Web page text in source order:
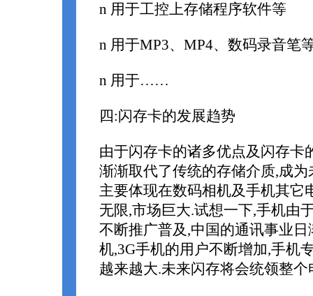
n 用于工控上存储程序软件等
n 用于MP3、MP4、数码录音笔
n 用于……
四:闪存卡的发展趋势
由于闪存卡的诸多优点及闪存卡
渐渐取代了传统的存储介质,成
主要体现在数码相机及手机其它
无限,市场巨大.试想一下,手机由
不断推广普及,中国的通讯事业
机,3G手机的用户不断增加,手机
越来越大.未来闪存将会统领整